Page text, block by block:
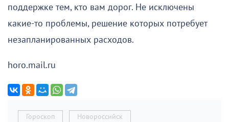
поддержке тем, кто вам дорог. Не исключены
какие-то проблемы, решение которых потребует
незапланированных расходов.
horo.mail.ru
Гороскоп Новороссийск